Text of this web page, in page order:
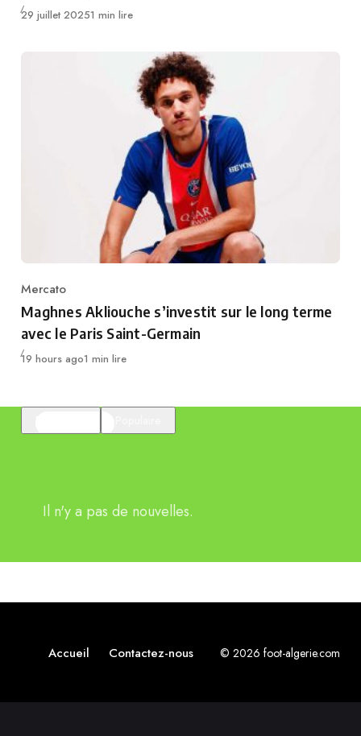
Publié
29 juillet 20251 min lire
Category
Mercato
Maghnes Akliouche s’investit sur le long terme
avec le Paris Saint-Germain
Publié
19 hours ago1 min lire
Il n'y a pas de nouvelles.
Accueil Contactez-nous © 2026 foot-algerie.com